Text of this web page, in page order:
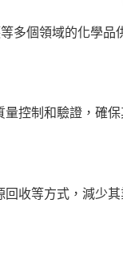
多個領域的化學
控制和驗證，確
收等方式，減少